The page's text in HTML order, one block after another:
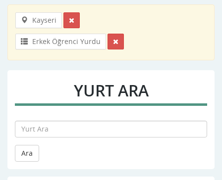
Kayseri
Erkek Öğrenci Yurdu
YURT ARA
Ara